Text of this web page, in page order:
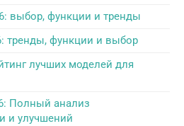
выбор, функции и тренды
тренды, функции и выбор
лучших моделей для
Полный анализ
и улучшений